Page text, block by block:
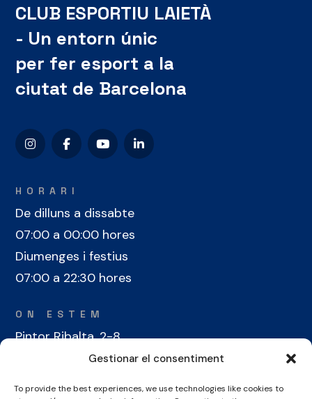
Gestionar el consentiment
To provide the best experiences, we use technologies like cookies to
CLUB ESPORTIU LAIETÀ
- Un entorn únic
per fer esport a la
ciutat de Barcelona
HORARI
De dilluns a dissabte
07:00 a 00:00 hores
Diumenges i festius
07:00 a 22:30 hores
ON ESTEM
Pintor Ribalta, 2-8
08028 Barcelona
CONTACTE